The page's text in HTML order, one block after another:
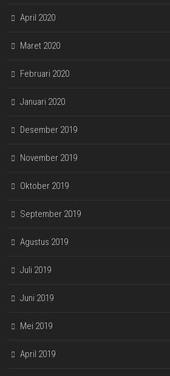
April 2020
Maret 2020
Februari 2020
Januari 2020
Desember 2019
November 2019
Oktober 2019
September 2019
Agustus 2019
Juli 2019
Juni 2019
Mei 2019
April 2019